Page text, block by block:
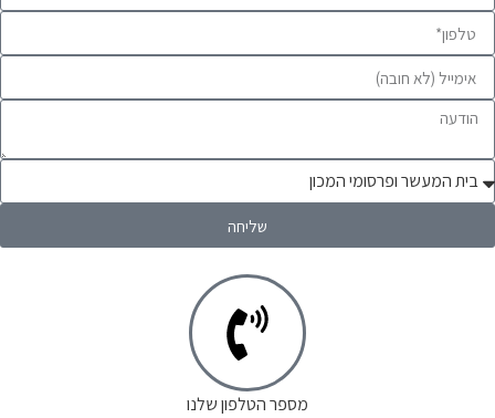
שליחה
מספר הטלפון שלנו